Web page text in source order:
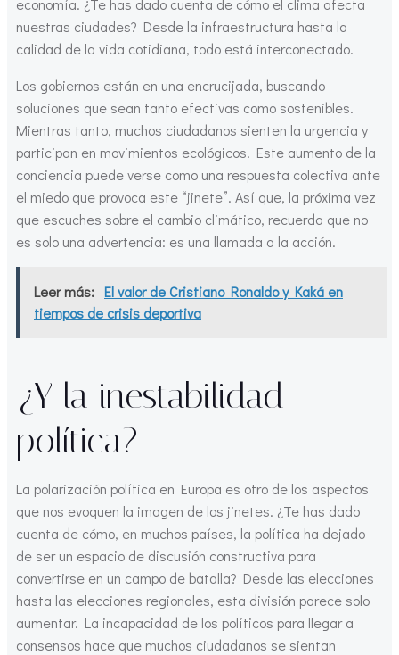
nuestras ciudades? Desde la infraestructura hasta la
calidad de la vida cotidiana, todo está interconectado.
Los gobiernos están en una encrucijada, buscando
soluciones que sean tanto efectivas como sostenibles.
Mientras tanto, muchos ciudadanos sienten la urgencia y
participan en movimientos ecológicos. Este aumento de la
conciencia puede verse como una respuesta colectiva ante
el miedo que provoca este “jinete”. Así que, la próxima vez
que escuches sobre el cambio climático, recuerda que no
es solo una advertencia: es una llamada a la acción.
Leer más: El valor de Cristiano Ronaldo y Kaká en
tiempos de crisis deportiva
¿Y la inestabilidad
política?
La polarización política en Europa es otro de los aspectos
que nos evoquen la imagen de los jinetes. ¿Te has dado
cuenta de cómo, en muchos países, la política ha dejado
de ser un espacio de discusión constructiva para
convertirse en un campo de batalla? Desde las elecciones
hasta las elecciones regionales, esta división parece solo
aumentar. La incapacidad de los políticos para llegar a
consensos hace que muchos ciudadanos se sientan